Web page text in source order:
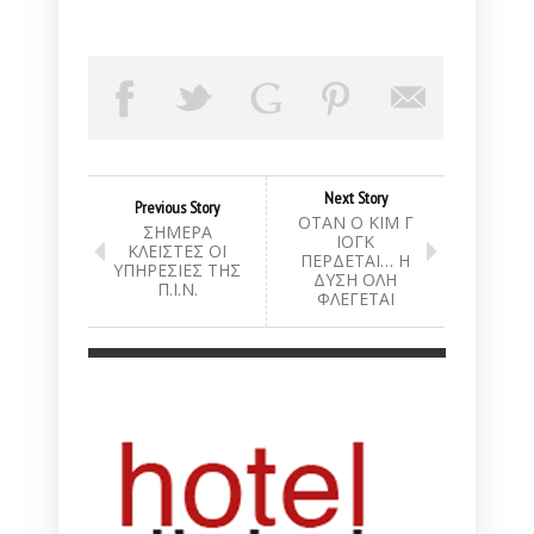
Previous Story
ΣΗΜΕΡΑ
ΚΛΕΙΣΤΕΣ ΟΙ
ΥΠΗΡΕΣΙΕΣ ΤΗΣ
Π.Ι.Ν.
Next Story
ΟΤΑΝ Ο ΚΙΜ Γ
ΙΟΓΚ
ΠΕΡΔΕΤΑΙ… Η
ΔΥΣΗ ΟΛΗ
ΦΛΕΓΕΤΑΙ